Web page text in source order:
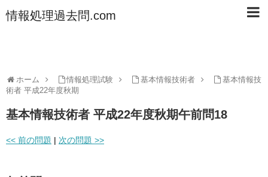
情報処理過去問.com
ホーム 情報処理試験 基本情報技術者
基本情報技
術者 平成22年度秋期
基本情報技術者 平成22年度秋期午前問18
<< 前の問題 | 次の問題 >>